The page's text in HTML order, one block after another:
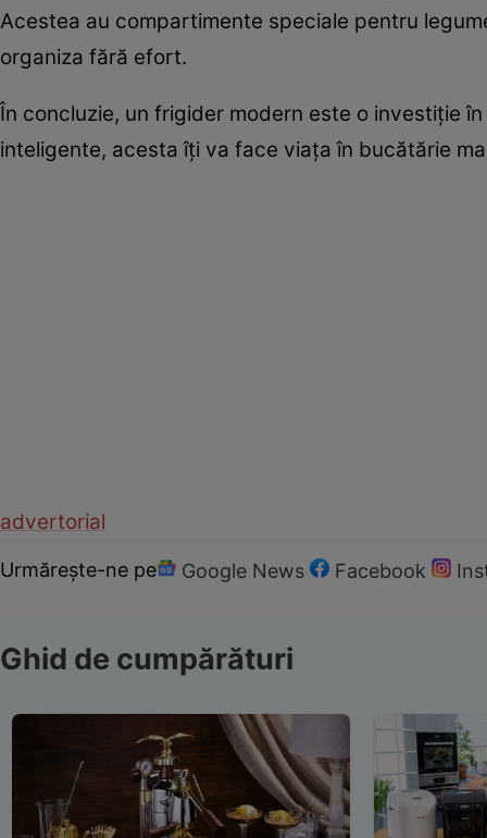
Acestea au compartimente speciale pentru
organiza fără efort.
În concluzie, un frigider modern este o investiție
inteligente, acesta îți va face viața în bucătărie
advertorial
Urmărește-ne pe Google News Facebook
Ghid de cumpărături